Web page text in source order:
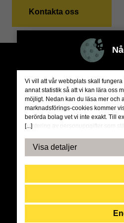
[...]
Vi vill att vår webbplats skall
annat statistik så att vi kan lära oss
möjligt. Nedan kan du läsa mer och
marknadsförings-cookies kommer
berörda bolag vet vi inte exakt. Till
hantering av personuppgifter som
USA om de får en sådan begäran.
t.ex. rätten till radering, gällande
samtycker till att data överförs till
Visa detaljer
Kontakta oss
Vi är en familj av